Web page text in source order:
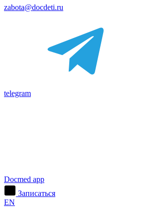
zabota@docdeti.ru
telegram
Docmed app
Записаться
EN